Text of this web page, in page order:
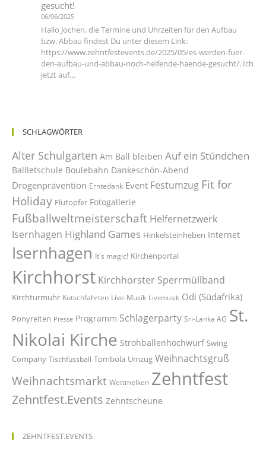
gesucht!
06/06/2025
Hallo Jochen, die Termine und Uhrzeiten für den Aufbau
bzw. Abbau findest Du unter diesem Link:
https://www.zehntfestevents.de/2025/05/es-werden-fuer-
den-aufbau-und-abbau-noch-helfende-haende-gesucht/. Ich
jetzt auf…
SCHLAGWÖRTER
Alter Schulgarten Am Ball bleiben Auf ein Stündchen
Ballletschule Boulebahn Dankeschön-Abend
Drogenprävention Erntedank Event Festumzug Fit for
Holiday Flutopfer Fotogallerie
Fußballweltmeisterschaft Helfernetzwerk
Isernhagen Highland Games Hinkelsteinheben Internet
Isernhagen It's magic! Kirchenportal
Kirchhorst Kirchhorster Sperrmüllband
Kirchturmuhr Kutschfahrten Live-Musik Livemusik Odi (Südafrika)
Ponyreiten Presse Programm Schlagerparty Sri-Lanka AG St.
Nikolai Kirche Strohballenhochwurf Swing
Company Tischfussball Tombola Umzug Weihnachtsgruß
Weihnachtsmarkt Wettmelken Zehntfest
Zehntfest.Events Zehntscheune
ZEHNTFEST.EVENTS